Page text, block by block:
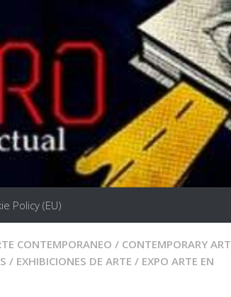
Policy (EU)
CONTEMPORANEO / CONTEMPORARY ART
/ EXHIBICIONES DE ARTE / EXPO ARTE EN